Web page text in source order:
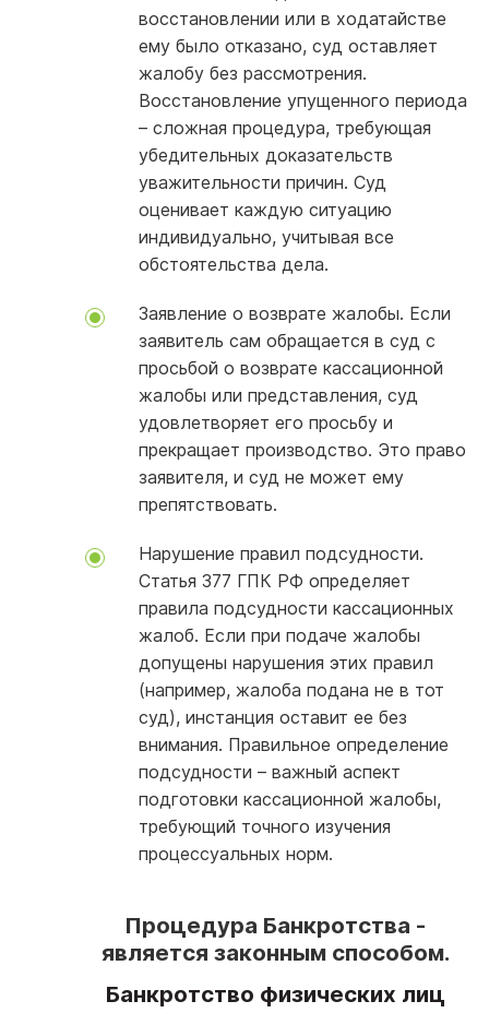
восстановлении или в ходатайстве
ему было отказано, суд оставляет
жалобу без рассмотрения.
Восстановление упущенного периода
– сложная процедура, требующая
убедительных доказательств
уважительности причин. Суд
оценивает каждую ситуацию
индивидуально, учитывая все
обстоятельства дела.
Заявление о возврате жалобы. Если
заявитель сам обращается в суд с
просьбой о возврате кассационной
жалобы или представления, суд
удовлетворяет его просьбу и
прекращает производство. Это право
заявителя, и суд не может ему
препятствовать.
Нарушение правил подсудности.
Статья 377 ГПК РФ определяет
правила подсудности кассационных
жалоб. Если при подаче жалобы
допущены нарушения этих правил
(например, жалоба подана не в тот
суд), инстанция оставит ее без
внимания. Правильное определение
подсудности – важный аспект
подготовки кассационной жалобы,
требующий точного изучения
процессуальных норм.
Процедура Банкротства -
является законным способом.
Банкротство физических лиц